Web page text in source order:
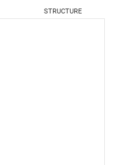
STRUCTURE